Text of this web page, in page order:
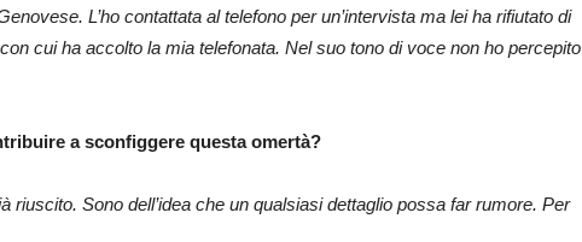
L’ho contattata al telefono per un’intervista ma lei ha rifiutato di
cui ha accolto la mia telefonata. Nel suo tono di voce non ho percepito
a sconfiggere questa omertà?
riuscito. Sono dell’idea che un qualsiasi dettaglio possa far rumore. Per